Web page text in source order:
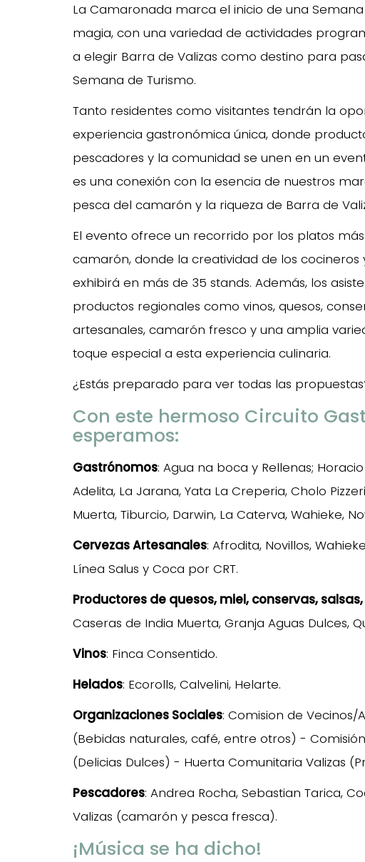
La Camaronada marca el inicio de una
magia, con una variedad de actividades
a elegir Barra de Valizas como destino para
Semana de Turismo.
Tanto residentes como visitantes tendrán la
experiencia gastronómica única, donde
pescadores y la comunidad se unen en un
es una conexión con la esencia de nuestros
pesca del camarón y la riqueza de Barra de
El evento ofrece un recorrido por los platos
camarón, donde la creatividad de los cocineros
exhibirá en más de 35 stands. Además, los
productos regionales como vinos, quesos,
artesanales, camarón fresco y una amplia
toque especial a esta experiencia culinaria.
¿Estás preparado para ver todas las
Con este hermoso Circuito
esperamos:
Gastrónomos: Agua na boca y Rellenas;
Adelita, La Jarana, Yata La Creperia, Cholo
Muerta, Tiburcio, Darwin, La Caterva, Wahieke,
Cervezas Artesanales: Afrodita, Novillos,
Línea Salus y Coca por CRT.
Productores de quesos, miel, conservas,
Caseras de India Muerta, Granja Aguas Dulces,
Vinos: Finca Consentido.
Helados: Ecorolls, Calvelini, Helarte.
Organizaciones Sociales: Comision de
(Bebidas naturales, café, entre otros) -
(Delicias Dulces) - Huerta Comunitaria Valizas
Pescadores: Andrea Rocha, Sebastian Tarica,
Valizas (camarón y pesca fresca).
¡Música se ha dicho!